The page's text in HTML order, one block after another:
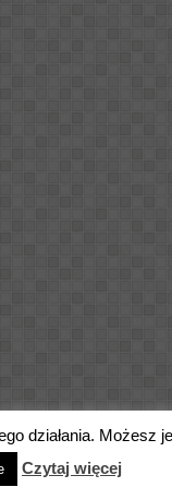
działania. Możesz je
Czytaj więcej